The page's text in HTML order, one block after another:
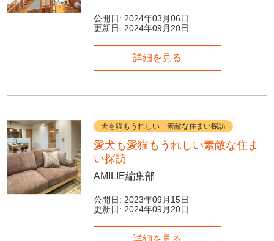
公開日: 2024年03月06日
更新日: 2024年09月20日
詳細を見る
犬も猫もうれしい 素敵な住まい探訪
愛犬も愛猫もうれしい素敵な住ま
い探訪
AMILIE編集部
公開日: 2023年09月15日
更新日: 2024年09月20日
詳細を見る